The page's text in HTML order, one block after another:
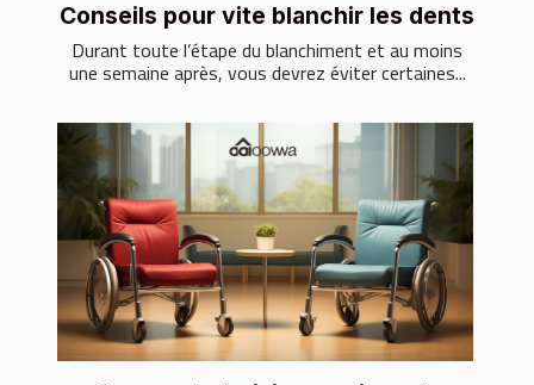
Conseils pour vite blanchir les dents
Durant toute l’étape du blanchiment et au moins
une semaine après, vous devrez éviter certaines...